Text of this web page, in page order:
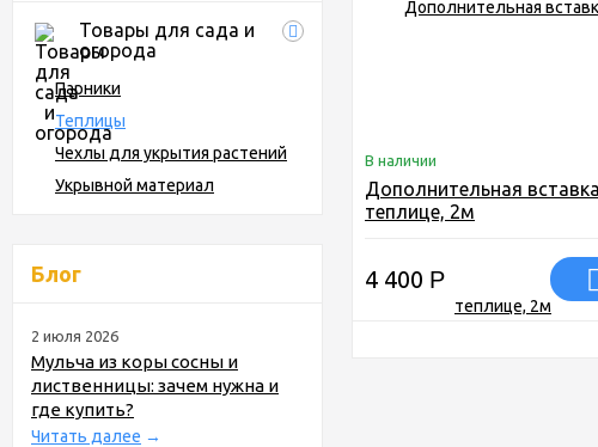
Товары для сада и
огорода
Парники
Теплицы
Чехлы для укрытия растений
Укрывной материал
Блог
2 июля 2026
Мульча из коры сосны и
лиственницы: зачем нужна и
где купить?
Читать далее →
В наличии
Дополнительная
теплице, 2м
4 400 Р